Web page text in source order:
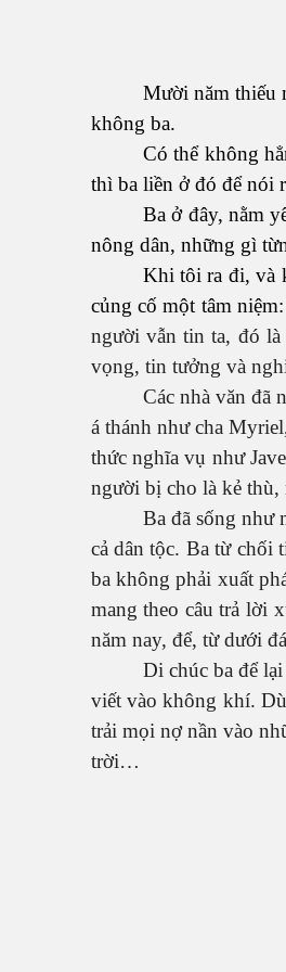
Mười năm thiếu
không ba.
Có thể không
thì ba liền ở đó để nói
Ba ở đây, nằm
nông dân, những gì
Khi tôi ra đi, và
củng cố một tâm niệm:
người vẫn tin ta, đó
vọng, tin tưởng và
Các nhà văn đã
á thánh như cha
thức nghĩa vụ như
người bị cho là kẻ thù,
Ba đã sống như
cả dân tộc. Ba từ chối
ba không phải xuất
mang theo câu trả lời
năm nay, để, từ dưới
Di chúc ba để
viết vào không khí.
trải mọi nợ nần vào
trời…